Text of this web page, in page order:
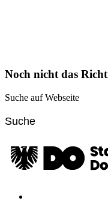
Noch nicht das
Suche auf Webseite